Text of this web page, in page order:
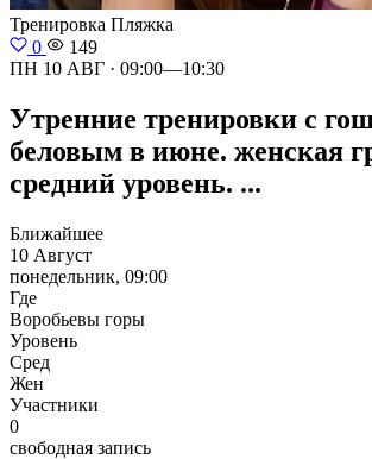
Тренировка Пляжка
0
149
ПН 10 АВГ · 09:00—10:30
Утренние тренировки с
беловым в июне. женская
средний уровень. ...
Ближайшее
10 Август
понедельник, 09:00
Где
Воробьевы горы
Уровень
Сред
Жен
Участники
0
свободная запись